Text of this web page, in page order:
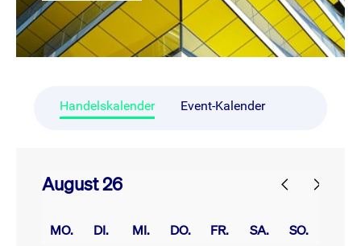
Handelskalender Event-Kalender
August 26
MO. DI. MI. DO. FR. SA. SO.